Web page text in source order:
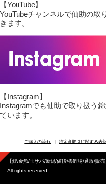
【YouTube】
YouTubeチャンネルで仙助の取
きます。
【Instagram】
Instagramでも仙助で取り扱う
ています。
ご購入の流れ 特定商取引に関する表
【鯉/金魚/玉サバ/新潟/値段/養鯉場/通販/販
All rights reserved.